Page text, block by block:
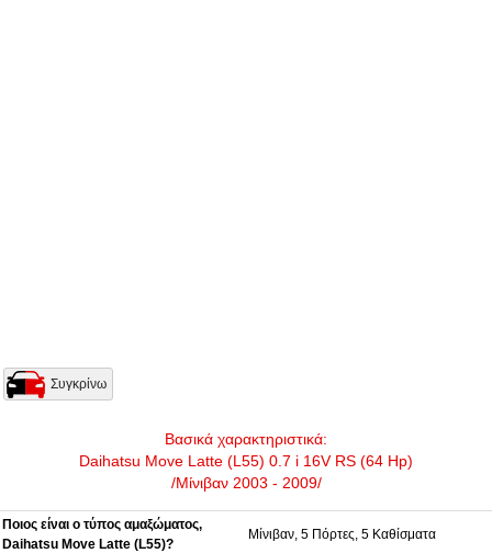
Συγκρίνω
Βασικά χαρακτηριστικά:
Daihatsu Move Latte (L55) 0.7 i 16V RS (64 Hp)
/Μίνιβαν 2003 - 2009/
Ποιος είναι ο τύπος αμαξώματος,
Daihatsu Move Latte (L55)?
Μίνιβαν, 5 Πόρτες, 5 Καθίσματα